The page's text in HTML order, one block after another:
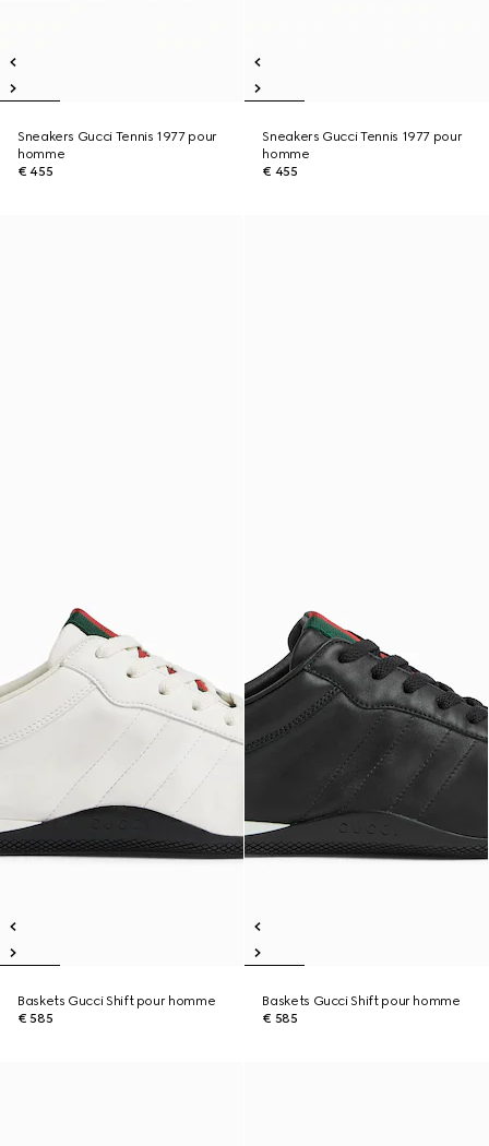
Sneakers Gucci Tennis 1977 pour
homme
€ 455
Sneakers Gucci Tennis 1977 pour
homme
€ 455
Baskets Gucci Shift pour homme
€ 585
Baskets Gucci Shift pour homme
€ 585